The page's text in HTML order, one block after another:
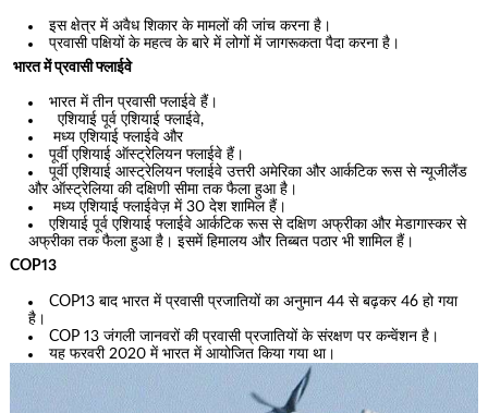
इस क्षेत्र में अवैध शिकार के मामलों की जांच करना है।
प्रवासी पक्षियों के महत्व के बारे में लोगों में जागरूकता पैदा करना है।
भारत में प्रवासी फ्लाईवे
भारत में तीन प्रवासी फ्लाईवे हैं।
एशियाई पूर्व एशियाई फ्लाईवे,
मध्य एशियाई फ्लाईवे और
पूर्वी एशियाई ऑस्ट्रेलियन फ्लाईवे हैं।
पूर्वी एशियाई आस्ट्रेलियन फ्लाईवे उत्तरी अमेरिका और आर्कटिक रूस से न्यूजीलैंड
और ऑस्ट्रेलिया की दक्षिणी सीमा तक फैला हुआ है।
मध्य एशियाई फ्लाईवेज़ में 30 देश शामिल हैं।
एशियाई पूर्व एशियाई फ्लाईवे आर्कटिक रूस से दक्षिण अफ्रीका और मेडागास्कर से
अफ्रीका तक फैला हुआ है। इसमें हिमालय और तिब्बत पठार भी शामिल हैं।
COP13
COP13 बाद भारत में प्रवासी प्रजातियों का अनुमान 44 से बढ़कर 46 हो गया
है।
COP 13 जंगली जानवरों की प्रवासी प्रजातियों के संरक्षण पर कन्वेंशन है।
यह फरवरी 2020 में भारत में आयोजित किया गया था।